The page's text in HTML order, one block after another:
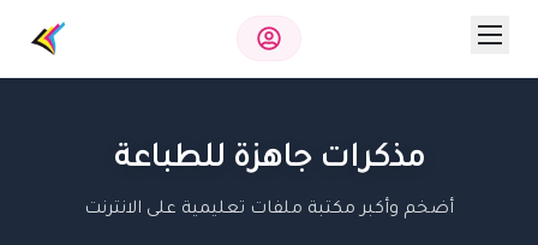
مذكرات جاهزة للطباعة
أضخم وأكبر مكتبة ملفات تعليمية على الانترنت